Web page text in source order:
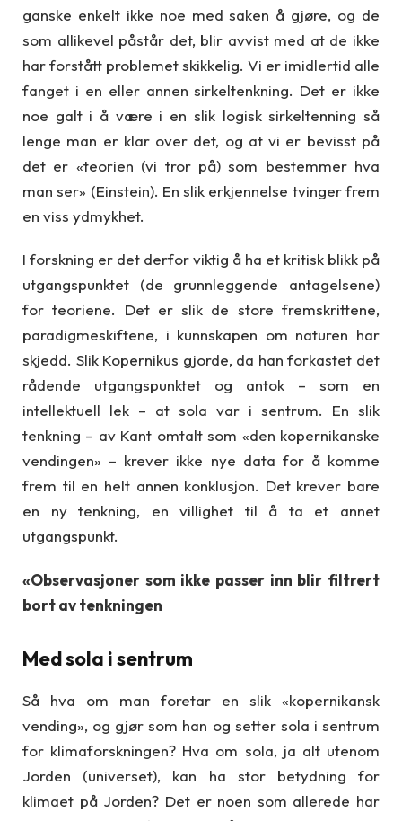
ganske enkelt ikke noe med saken å gjøre, og de
som allikevel påstår det, blir avvist med at de ikke
har forstått problemet skikkelig. Vi er imidlertid alle
fanget i en eller annen sirkeltenkning. Det er ikke
noe galt i å være i en slik logisk sirkeltenning så
lenge man er klar over det, og at vi er bevisst på
det er «teorien (vi tror på) som bestemmer hva
man ser» (Einstein). En slik erkjennelse tvinger frem
en viss ydmykhet.
I forskning er det derfor viktig å ha et kritisk blikk på
utgangspunktet (de grunnleggende antagelsene)
for teoriene. Det er slik de store fremskrittene,
paradigmeskiftene, i kunnskapen om naturen har
skjedd. Slik Kopernikus gjorde, da han forkastet det
rådende utgangspunktet og antok – som en
intellektuell lek – at sola var i sentrum. En slik
tenkning – av Kant omtalt som «den kopernikanske
vendingen» – krever ikke nye data for å komme
frem til en helt annen konklusjon. Det krever bare
en ny tenkning, en villighet til å ta et annet
utgangspunkt.
«Observasjoner som ikke passer inn blir filtrert
bort av tenkningen
Med sola i sentrum
Så hva om man foretar en slik «kopernikansk
vending», og gjør som han og setter sola i sentrum
for klimaforskningen? Hva om sola, ja alt utenom
Jorden (universet), kan ha stor betydning for
klimaet på Jorden? Det er noen som allerede har